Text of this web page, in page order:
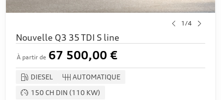
1/4
Nouvelle Q3 35 TDI S line
À partir de 67 500,00 €
DIESEL
AUTOMATIQUE
150 CH DIN (110 KW)